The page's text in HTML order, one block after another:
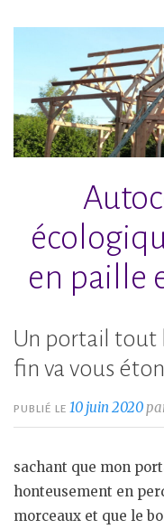
contenu
principal
en paille
Un portail tout
fin va vous
PUBLIÉ LE 10 juin 2020
sachant que mon
honteusement en
morceaux et que le